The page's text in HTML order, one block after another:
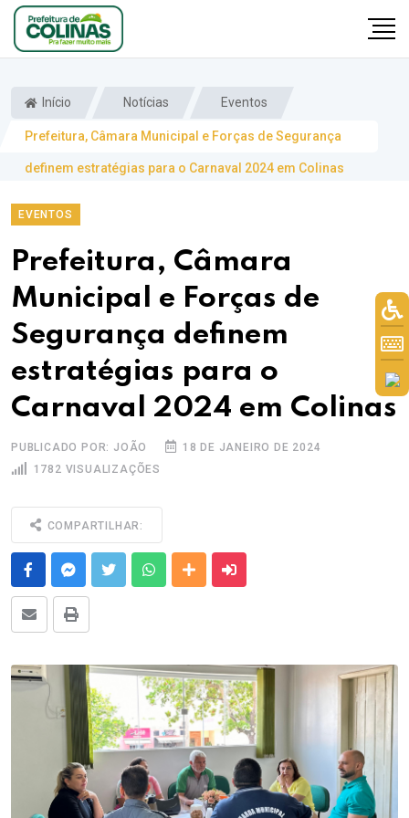
Início Notícias Eventos
Prefeitura, Câmara Municipal e Forças de Segurança
definem estratégias para o Carnaval 2024 em Colinas
EVENTOS
Prefeitura, Câmara
Municipal e Forças de
Segurança definem
estratégias para o
Carnaval 2024 em Colinas
PUBLICADO POR: JOÃO
18 DE JANEIRO DE 2024
1782 VISUALIZAÇÕES
COMPARTILHAR:
FacebookMessenger
Twitter WhatsappOutras Mídias
E-mail